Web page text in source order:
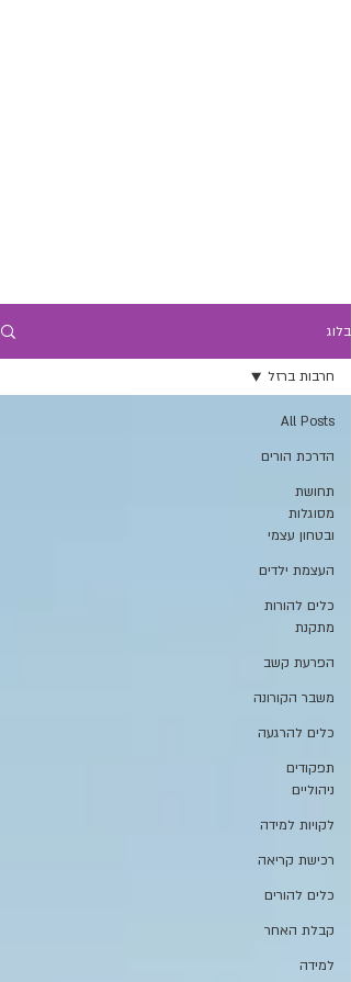
בלוג
All Posts
הדרכת הורים
תחושת
מסוגלות
ובטחון עצמי
העצמת ילדים
כלים להורות
מתקנת
הפרעת קשב
משבר הקורונה
כלים להרגעה
תפקודים
ניהוליים
לקויות למידה
רכישת קריאה
כלים להורים
קבלת האחר
למידה
חרבות ברזל